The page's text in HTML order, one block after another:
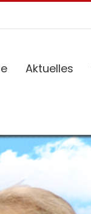
Aktuelles